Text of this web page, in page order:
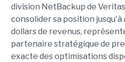
division NetBackup de
consolider sa position jusqu'à
dollars de revenus,
partenaire stratégique de
exacte des optimisations